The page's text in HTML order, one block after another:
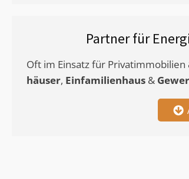
Partner für
Oft im Einsatz für Privatimmobilien
häuser, Einfamilienhaus &